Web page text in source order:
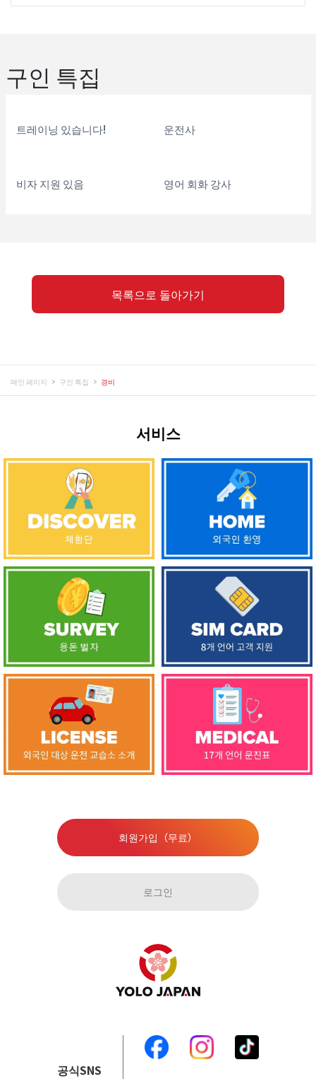
구인 특집
트레이닝 있습니다! 운전사
비자 지원 있음 영어 회화 강사
목록으로 돌아가기
메인 페이지 구인 특집 경비
서비스
회원가입（무료）
로그인
공식SNS